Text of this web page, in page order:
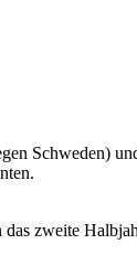
Schweden)
das zweite